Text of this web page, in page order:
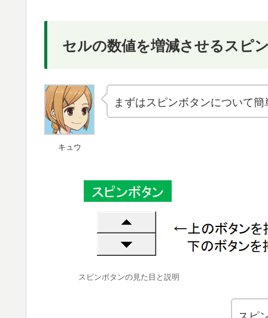
セルの数値を増減させるスピ
キュウ
まずはスピンボタンについて
スピンボタンの見た目と説明